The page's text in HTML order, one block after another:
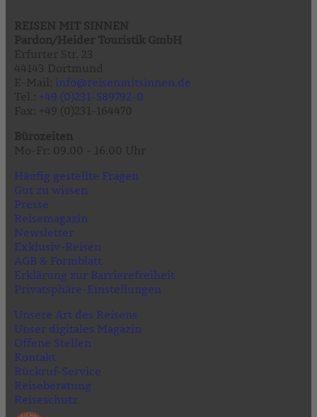
info@reisenmitsinnen.de
+49 (0)231-589792-0
Häufig gestellte Fragen
Gut zu wissen
Presse
Reisemagazin
Newsletter
Exklusiv-Reisen
AGB & Formblatt
Erklärung zur Barrierefreiheit
Privatsphäre-Einstellungen
Unsere Art des Reisens
Unser digitales Magazin
Offene Stellen
Kontakt
Rückruf-Service
Reiseberatung
Reiseschutz